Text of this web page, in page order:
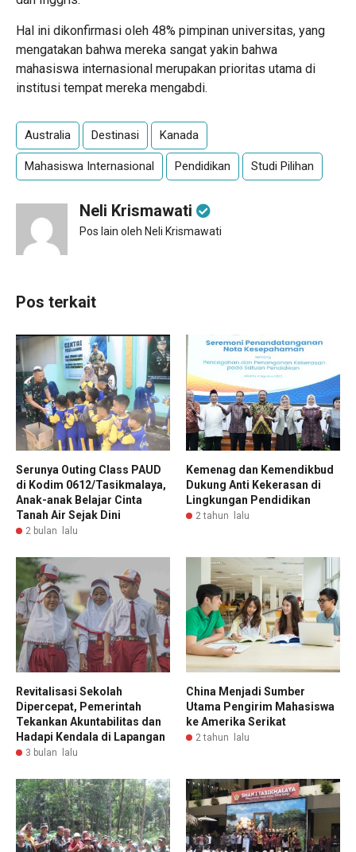
Hal ini dikonfirmasi oleh 48% pimpinan universitas, yang
mengatakan bahwa mereka sangat yakin bahwa
mahasiswa internasional merupakan prioritas utama di
institusi tempat mereka mengabdi.
Australia Destinasi Kanada
Mahasiswa Internasional Pendidikan Studi Pilihan
Neli Krismawati
Pos lain oleh Neli Krismawati
Pos terkait
Serunya Outing Class PAUD
di Kodim 0612/Tasikmalaya,
Anak-anak Belajar Cinta
Tanah Air Sejak Dini
2 bulan lalu
Kemenag dan Kemendikbud
Dukung Anti Kekerasan di
Lingkungan Pendidikan
2 tahun lalu
Revitalisasi Sekolah
Dipercepat, Pemerintah
Tekankan Akuntabilitas dan
Hadapi Kendala di Lapangan
3 bulan lalu
China Menjadi Sumber
Utama Pengirim Mahasiswa
ke Amerika Serikat
2 tahun lalu